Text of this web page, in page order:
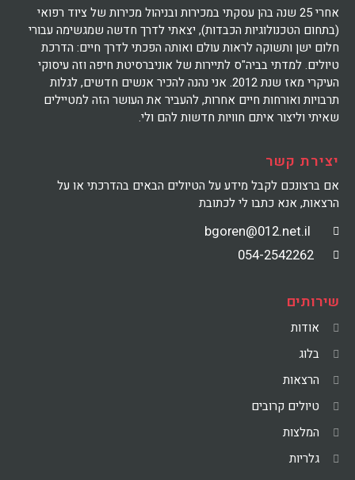
אחרי 25 שנה בהן עסקתי במכירות ובניהול מכירות של ציוד רפואי
(בתחום הטכנולוגיות הכבדות), יצאתי לדרך חדשה שמגשימה עבורי
חלום ישן ותשוקה לראות עולם ואותה הפכתי לדרך חיים: הדרכת
טיולים. למדתי בביה"ס לתיירות של אוניברסיטת חיפה וזה עיסוקי
העיקרי מאז שנת 2012. אני נהנה להכיר אנשים חדשים, לגלות
תרבויות ואורחות חיים אחרות, להעביר את העושר הזה למטיילים
שאיתי וליצור איתם חוויות חדשות להם ולי.
יצירת קשר
אם ברצונכם לקבל מידע על הטיולים הבאים בהדרכתי או על
הרצאות, אנא כתבו לי לכתובת
054-2542262
שירותים
אודות
בלוג
הרצאות
טיולים קרובים
המלצות
גלריות